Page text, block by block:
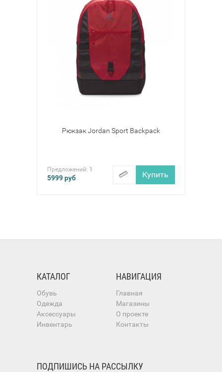
Рюкзак Jordan Sport Backpack
Предложений: 1
5999руб Купить
КАТАЛОГ
Обувь
Одежда
Аксессуары
Инвентарь
НАВИГАЦИЯ
Главная
Магазины
О проекте
Контакты
ПОДПИШИСЬ НА РАССЫЛКУ